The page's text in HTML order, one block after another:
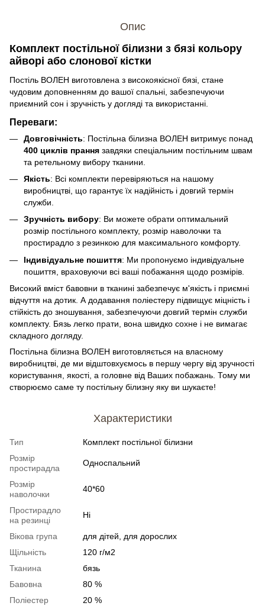
Опис
Комплект постільної білизни з бязі кольору
айворі або слонової кістки
Постіль ВОЛЕН виготовлена з високоякісної бязі, стане
чудовим доповненням до вашої спальні, забезпечуючи
приємний сон і зручність у догляді та використанні.
Переваги:
Довговічність: Постільна білизна ВОЛЕН витримує понад
400 циклів прання завдяки спеціальним постільним швам
та ретельному вибору тканини.
Якість: Всі комплекти перевіряються на нашому
виробництві, що гарантує їх надійність і довгий термін
служби.
Зручність вибору: Ви можете обрати оптимальний
розмір постільного комплекту, розмір наволочки та
простирадло з резинкою для максимального комфорту.
Індивідуальне пошиття: Ми пропонуємо індивідуальне
пошиття, враховуючи всі ваші побажання щодо розмірів.
Високий вміст бавовни в тканині забезпечує м'якість і приємні
відчуття на дотик. А додавання поліестеру підвищує міцність і
стійкість до зношування, забезпечуючи довгий термін служби
комплекту. Бязь легко прати, вона швидко сохне і не вимагає
складного догляду.
Постільна білизна ВОЛЕН виготовляється на власному
виробництві, де ми відштовхуємось в першу чергу від зручності
користування, якості, а головне від Ваших побажань. Тому ми
створюємо саме ту постільну білизну яку ви шукаєте!
Характеристики
Тип
Комплект постільної білизни
Розмір
простирадла
Односпальний
Розмір
наволочки
40*60
Простирадло
на резинці
Ні
Вікова група
для дітей, для дорослих
Щільність
120 г/м2
Тканина
бязь
Бавовна
80 %
Поліестер
20 %